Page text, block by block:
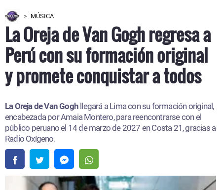
MÚSICA
La Oreja de Van Gogh regresa a
Perú con su formación original
y promete conquistar a todos
La Oreja de Van Gogh llegará a Lima con su formación original,
encabezada por Amaia Montero, para reencontrarse con el
público peruano el 14 de marzo de 2027 en Costa 21, gracias a
Radio Oxígeno.